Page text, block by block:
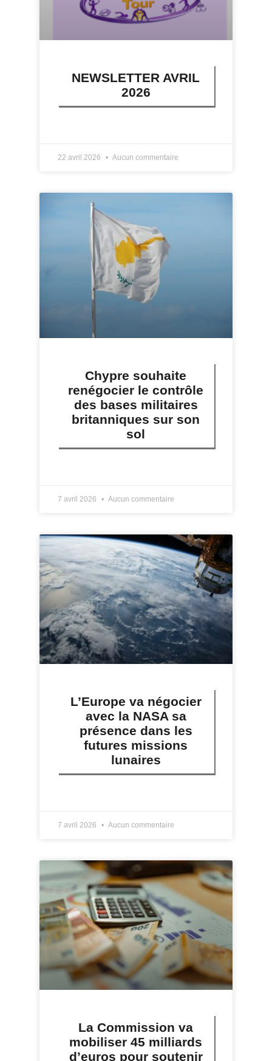
NEWSLETTER AVRIL
2026
22 avril 2026 Aucun commentaire
Chypre souhaite
renégocier le contrôle
des bases militaires
britanniques sur son
sol
7 avril 2026 Aucun commentaire
L’Europe va négocier
avec la NASA sa
présence dans les
futures missions
lunaires
7 avril 2026 Aucun commentaire
La Commission va
mobiliser 45 milliards
d’euros pour soutenir